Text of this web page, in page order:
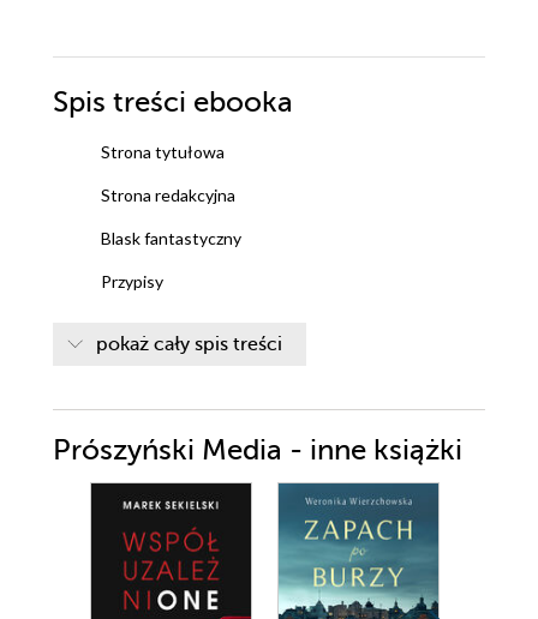
Spis treści ebooka
Strona tytułowa
Strona redakcyjna
Blask fantastyczny
Przypisy
pokaż cały spis treści
Prószyński Media - inne książki